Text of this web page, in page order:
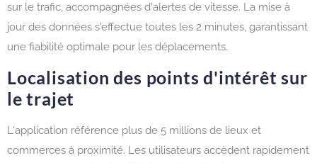
sur le trafic, accompagnées d'alertes de vitesse. La mise à
jour des données s'effectue toutes les 2 minutes, garantissant
une fiabilité optimale pour les déplacements.
Localisation des points d'intérêt sur
le trajet
L'application référence plus de 5 millions de lieux et
commerces à proximité. Les utilisateurs accèdent rapidement